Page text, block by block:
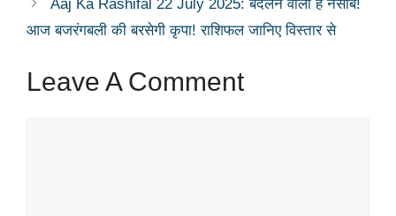
Aaj Ka Rashifal 22 July 2025: बदलने वाला है नसीब!
आज बजरंगबली की बरसेगी कृपा! राशिफल जानिए विस्तार से
Leave A Comment